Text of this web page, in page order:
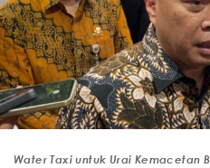
Water Taxi untuk Urai Kemacetan